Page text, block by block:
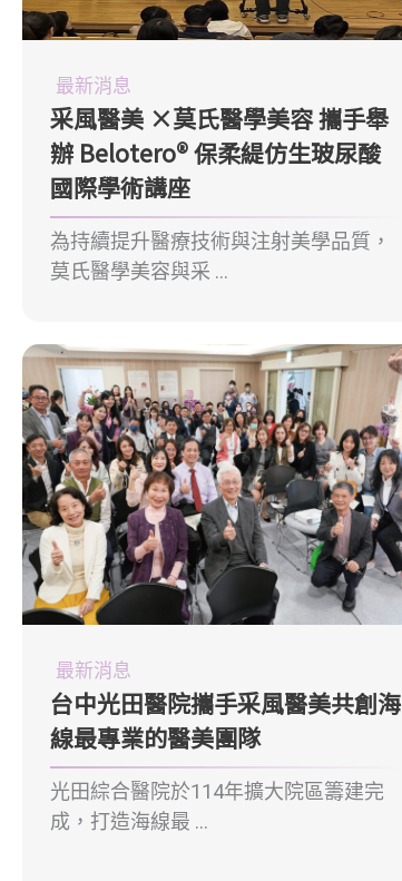
最新消息
采風醫美 ×莫氏醫學美容 攜手舉
辦 Belotero® 保柔緹仿生玻尿酸
國際學術講座
為持續提升醫療技術與注射美學品質，
莫氏醫學美容與采 ...
最新消息
台中光田醫院攜手采風醫美共創海
線最專業的醫美團隊
光田綜合醫院於114年擴大院區籌建完
成，打造海線最 ...